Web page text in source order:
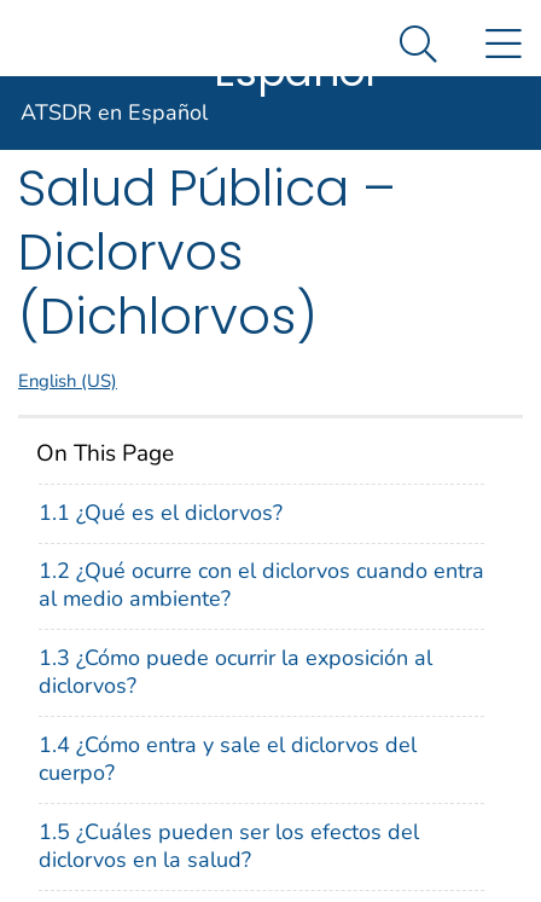
Agencia para Sustancias
ATSDR en
Español Search
ATSDR en Español
Resúmenes de
Salud Pública –
Diclorvos
(Dichlorvos)
English (US)
On This Page
1.1 ¿Qué es el diclorvos?
1.2 ¿Qué ocurre con el diclorvos cuando entra
al medio ambiente?
1.3 ¿Cómo puede ocurrir la exposición al
diclorvos?
1.4 ¿Cómo entra y sale el diclorvos del
cuerpo?
1.5 ¿Cuáles pueden ser los efectos del
diclorvos en la salud?